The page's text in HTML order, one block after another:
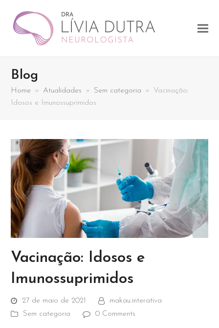
Blog
Home » Atualidades » Sem categoria »
Vacinação:
Idosos e Imunossuprimidos
Vacinação: Idosos e
Imunossuprimidos
27 de maio de 2021
makau.interativa
Sem categoria
0 Comments